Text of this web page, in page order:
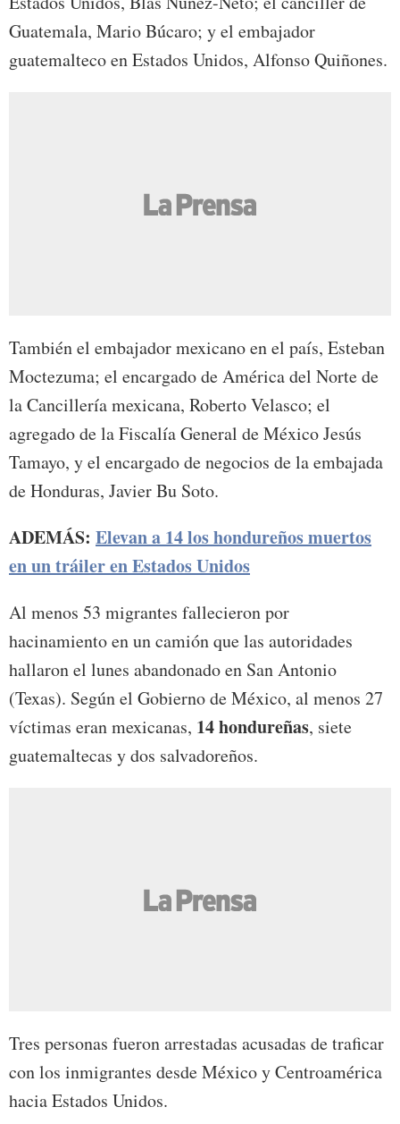
Guatemala, Mario Búcaro; y el embajador
guatemalteco en Estados Unidos, Alfonso Quiñones.
También el embajador mexicano en el país, Esteban
Moctezuma; el encargado de América del Norte de
la Cancillería mexicana, Roberto Velasco; el
agregado de la Fiscalía General de México Jesús
Tamayo, y el encargado de negocios de la embajada
de Honduras, Javier Bu Soto.
ADEMÁS: Elevan a 14 los hondureños muertos
en un tráiler en Estados Unidos
Al menos 53 migrantes fallecieron por
hacinamiento en un camión que las autoridades
hallaron el lunes abandonado en San Antonio
(Texas). Según el Gobierno de México, al menos 27
víctimas eran mexicanas, 14 hondureñas, siete
guatemaltecas y dos salvadoreños.
Tres personas fueron arrestadas acusadas de traficar
con los inmigrantes desde México y Centroamérica
hacia Estados Unidos.